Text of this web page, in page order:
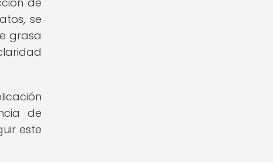
se
grasa
de
este